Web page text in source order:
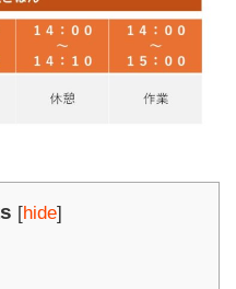
[hide]